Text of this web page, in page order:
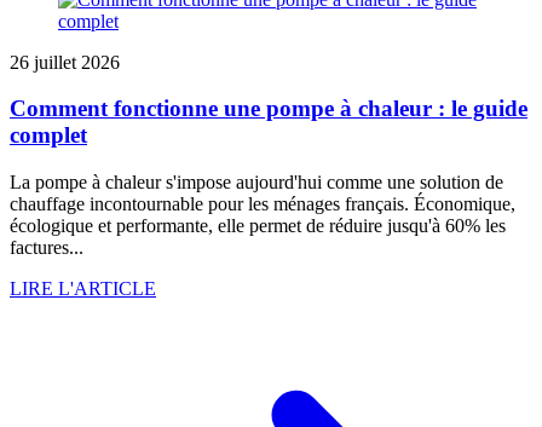
26 juillet 2026
Comment fonctionne une pompe à chaleur : le guide
complet
La pompe à chaleur s'impose aujourd'hui comme une solution de
chauffage incontournable pour les ménages français. Économique,
écologique et performante, elle permet de réduire jusqu'à 60% les
factures...
LIRE L'ARTICLE